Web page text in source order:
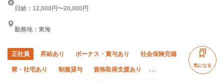
日給：12,000円〜20,000円
勤務地：東海
正社員 昇給あり ボーナス・賞与あり 社会保険完備
寮・社宅あり 制服貸与 資格取得支援あり
気になる